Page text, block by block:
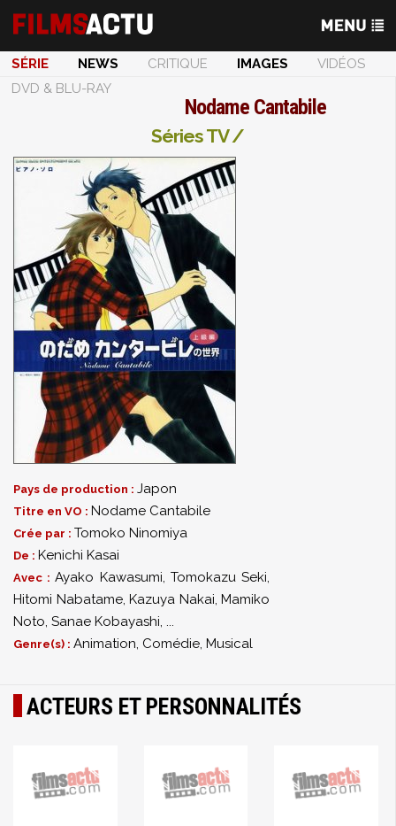
SÉRIE NEWS CRITIQUE IMAGES
VIDÉOS
DVD & BLU-RAY
Nodame Cantabile
Séries TV /
Pays de production : Japon
Titre en VO : Nodame Cantabile
Crée par : Tomoko Ninomiya
De : Kenichi Kasai
Avec :Ayako Kawasumi, Tomokazu Seki,
Hitomi Nabatame, Kazuya Nakai, Mamiko
Noto, Sanae Kobayashi, ...
Genre(s) : Animation, Comédie, Musical
ACTEURS ET PERSONNALITÉS